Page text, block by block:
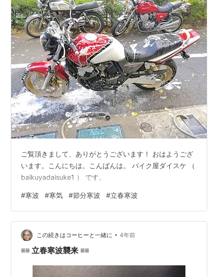
ご覧頂きまして、ありがとうございます！ おはようござ
います。こんにちは。こんばんは。 バイク屋ダイスケ （
baikuyadaisuke1 ） です。
#寒波 #寒気 #節分寒波 #立春寒波
この続きはコーヒーと一緒に • 4年前
≡≡ 立春寒波襲来 ≡≡